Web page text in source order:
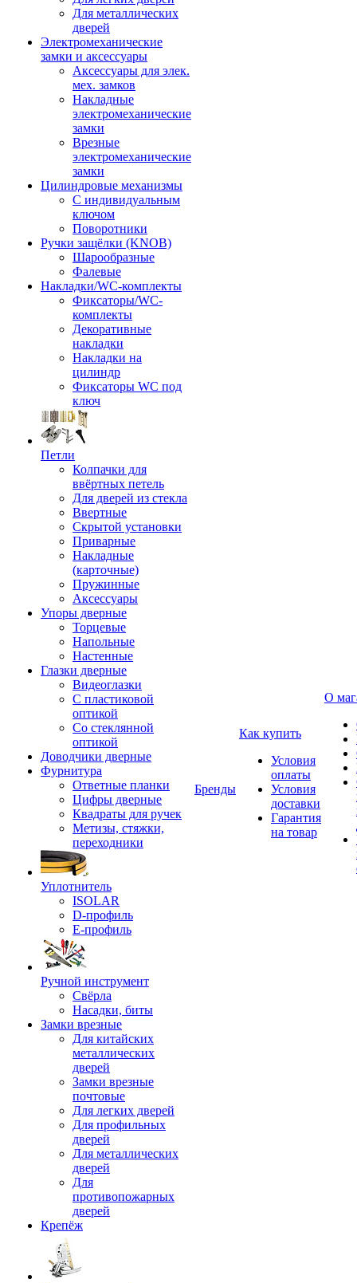
Для металлических
дверей
Электромеханические
замки и аксессуары
Аксессуары для элек.
мех. замков
Накладные
электромеханические
замки
Врезные
электромеханические
замки
Цилиндровые механизмы
С индивидуальным
ключом
Поворотники
Ручки защёлки (KNOB)
Шарообразные
Фалевые
Накладки/WC-комплекты
Фиксаторы/WC-
комплекты
Декоративные
накладки
Накладки на
цилиндр
Фиксаторы WC под
ключ
Петли
Колпачки для
ввёртных петель
Для дверей из стекла
Ввертные
Скрытой установки
Приварные
Накладные
(карточные)
Пружинные
Аксессуары
Упоры дверные
Торцевые
Напольные
Настенные
Глазки дверные
Видеоглазки
С пластиковой
оптикой
Со стеклянной
оптикой
Доводчики дверные
Фурнитура
Ответные планки
Цифры дверные
Квадраты для ручек
Метизы, стяжки,
переходники
Уплотнитель
ISOLAR
D-профиль
Е-профиль
Ручной инструмент
Свёрла
Насадки, биты
Замки врезные
Для китайских
металлических
дверей
Замки врезные
почтовые
Для легких дверей
Для профильных
дверей
Для металлических
дверей
Для
противопожарных
дверей
Крепёж
Бренды
Как купить
Условия
оплаты
Условия
доставки
Гарантия
на товар
О